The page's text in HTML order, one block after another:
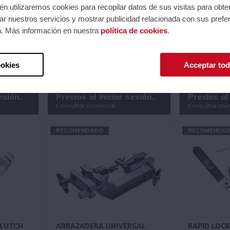
R-TOM
ALESIS SOPORTE PAD
Precios al iniciar sesión.
Consultar comercial.
Ref.:
Serie:
Precios
Consultar
RECOMENDADO
ABRAZADERA UNIVERSAL RAPID
utilizaremos cookies para recopilar datos de sus visitas para
nuestros servicios y mostrar publicidad relacionada con sus
Más información en nuestra política de cookies.
Acceptar